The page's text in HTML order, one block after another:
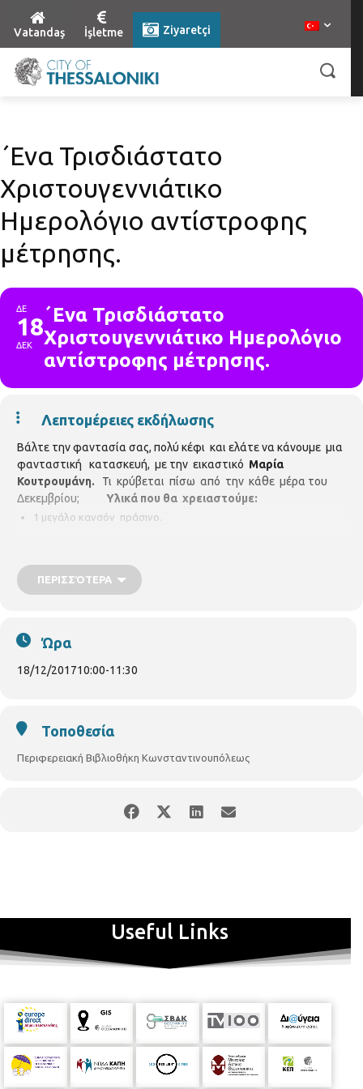
Vatandaş İşletme Ziyaretçi
΄Ενα Τρισδιάστατο
Χριστουγεννιάτικο
Ημερολόγιο αντίστροφης
μέτρησης.
ΔΕ
18
ΔΕΚ
΄Ενα Τρισδιάστατο
Χριστουγεννιάτικο Ημερολόγιο
αντίστροφης μέτρησης.
Λεπτομέρειες εκδήλωσης
Βάλτε την φαντασία σας, πολύ κέφι και ελάτε να κάνουμε μια
φανταστική κατασκευή, με την εικαστικό Μαρία
Κουτρουμάνη.
Τι κρύβεται πίσω από την κάθε μέρα του
Δεκεμβρίου;
Υλικά που θα χρειαστούμε:
1 μεγάλο κανσόν πράσινο.
Γκλίτερ διάφορα χρώματα.
Χάντρες, πούλιες, κουμπιά, κορδέλες...
ΣΤ΄Δημοτικού. Έως 25 παιδιά. Δηλώστε συμμετοχή.
315100
ΠΕΡΙΣΣΌΤΕΡΑ
Ώρα
18/12/201710:00-11:30
Τοποθεσία
Περιφερειακή Βιβλιοθήκη Κωνσταντινουπόλεως
Useful Links